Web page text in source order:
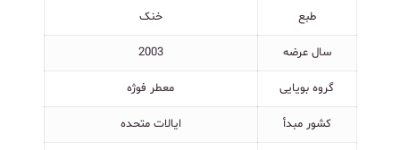
طبع خنک
سال عرضه 2003
گروه بویایی معطر فوژه
کشور مبدأ ایالات متحده